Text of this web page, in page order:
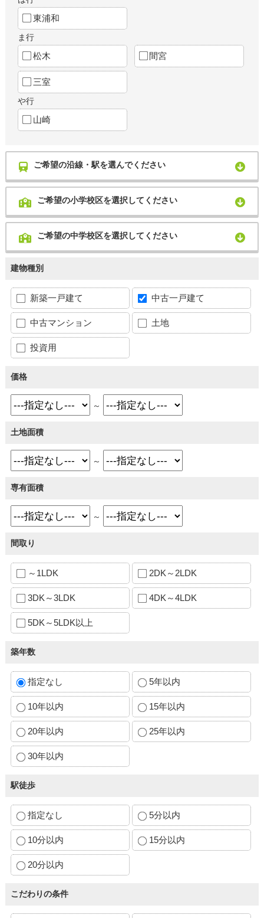
東浦和
ま行
松木 間宮
三室
や行
山崎
ご希望の沿線・駅を選んでください
ご希望の小学校区を選択してください
ご希望の中学校区を選択してください
建物種別
新築一戸建て 中古一戸建て
中古マンション 土地
投資用
価格
～
土地面積
～
専有面積
～
間取り
～1LDK 2DK～2LDK
3DK～3LDK 4DK～4LDK
5DK～5LDK以上
築年数
指定なし 5年以内
10年以内 15年以内
20年以内 25年以内
30年以内
駅徒歩
指定なし 5分以内
10分以内 15分以内
20分以内
こだわりの条件